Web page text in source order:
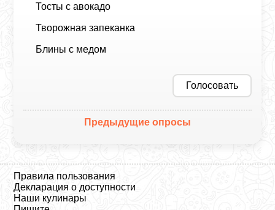
Тосты с авокадо
Творожная запеканка
Блины с медом
Голосовать
Предыдущие опросы
Правила пользования
Декларация о доступности
Наши кулинары